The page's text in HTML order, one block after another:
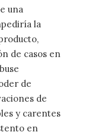
una
la
de casos en
de
de
y carentes
en